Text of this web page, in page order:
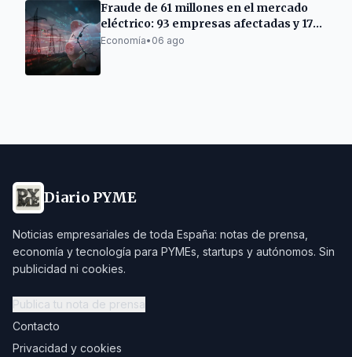
Fraude de 61 millones en el mercado
eléctrico: 93 empresas afectadas y 17
acusados
Economía• 06 ago
Diario PYME
Noticias empresariales de toda España: notas de prensa,
economía y tecnología para PYMEs, startups y autónomos. Sin
publicidad ni cookies.
Publica tu nota de prensa
Contacto
Privacidad y cookies